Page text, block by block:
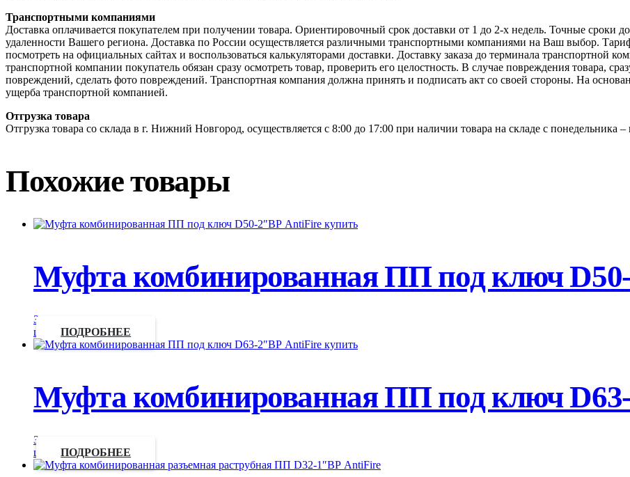
Транспортными компаниями
Доставка оплачивается покупателем при получении товара. Ориентировочный срок доставки от 1 до 2-х недель. Точные сроки
удаленности Вашего региона. Доставка по России осуществляется различными транспортными компаниями на Ваш выбор.
посмотреть на официальных сайтах и воспользоваться калькуляторами доставки. Доставку заказа до терминала транспортной
транспортной компании покупатель обязан сразу осмотреть товар, проверить его целостность. В случае повреждения товара,
повреждений, сделать фото повреждений. Транспортная компания должна принять и подписать акт со своей стороны. На
ущерба транспортной компанией.
Отгрузка товара
Отгрузка товара со склада в г. Нижний Новгород, осуществляется с 8:00 до 17:00 при наличии товара на складе с понедельника –
Похожие товары
Муфта комбинированная ПП под ключ
Запросить
цену
ПОДРОБНЕЕ
Муфта комбинированная ПП под ключ
Запросить
цену
ПОДРОБНЕЕ